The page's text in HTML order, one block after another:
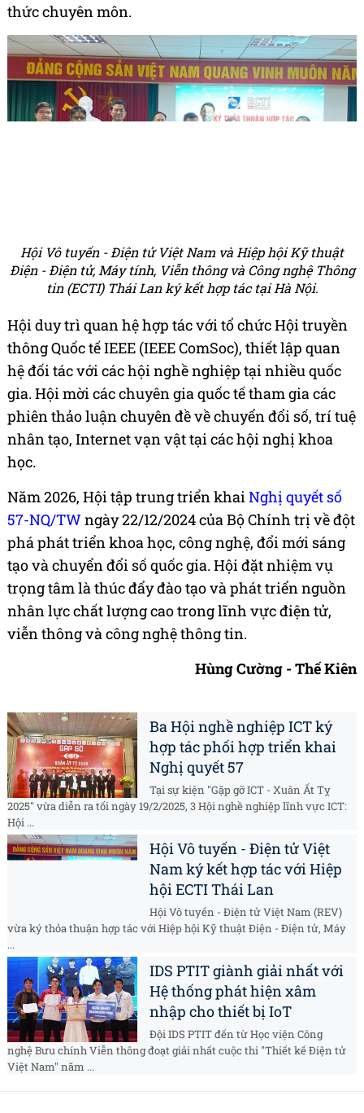
thức chuyên môn.
Hội Vô tuyến - Điện tử Việt Nam và Hiệp hội Kỹ thuật
Điện - Điện tử, Máy tính, Viễn thông và Công nghệ Thông
tin (ECTI) Thái Lan ký kết hợp tác tại Hà Nội.
Hội duy trì quan hệ hợp tác với tổ chức Hội truyền
thông Quốc tế IEEE (IEEE ComSoc), thiết lập quan
hệ đối tác với các hội nghề nghiệp tại nhiều quốc
gia. Hội mời các chuyên gia quốc tế tham gia các
phiên thảo luận chuyên đề về chuyển đổi số, trí tuệ
nhân tạo, Internet vạn vật tại các hội nghị khoa
học.
Năm 2026, Hội tập trung triển khai Nghị quyết số
57-NQ/TW ngày 22/12/2024 của Bộ Chính trị về đột
phá phát triển khoa học, công nghệ, đổi mới sáng
tạo và chuyển đổi số quốc gia. Hội đặt nhiệm vụ
trọng tâm là thúc đẩy đào tạo và phát triển nguồn
nhân lực chất lượng cao trong lĩnh vực điện tử,
viễn thông và công nghệ thông tin.
Hùng Cường - Thế Kiên
Ba Hội nghề nghiệp ICT ký
hợp tác phối hợp triển khai
Nghị quyết 57
Tại sự kiện "Gặp gỡ ICT - Xuân Ất Tỵ
2025" vừa diễn ra tối ngày 19/2/2025, 3 Hội nghề nghiệp lĩnh vực ICT:
Hội ...
Hội Vô tuyến - Điện tử Việt
Nam ký kết hợp tác với Hiệp
hội ECTI Thái Lan
Hội Vô tuyến - Điện tử Việt Nam (REV)
vừa ký thỏa thuận hợp tác với Hiệp hội Kỹ thuật Điện - Điện tử, Máy
...
IDS PTIT giành giải nhất với
Hệ thống phát hiện xâm
nhập cho thiết bị IoT
Đội IDS PTIT đến từ Học viện Công
nghệ Bưu chính Viễn thông đoạt giải nhất cuộc thi "Thiết kế Điện tử
Việt Nam" năm ...